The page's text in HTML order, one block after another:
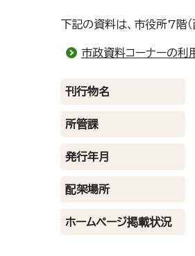
下記の資料は、市役所7階
市政資料コーナーの利
刊行物名
所管課
発行年月
配架場所
ホームページ掲載状況